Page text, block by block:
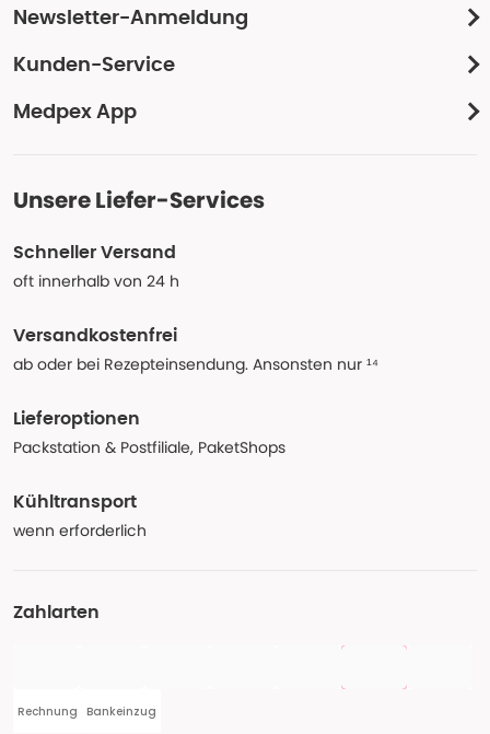
Newsletter-Anmeldung
Kunden-Service
Medpex App
Unsere Liefer-Services
Schneller Versand
oft innerhalb von 24 h
Versandkostenfrei
ab oder bei Rezepteinsendung. Ansonsten nur ¹⁴
Lieferoptionen
Packstation & Postfiliale, PaketShops
Kühltransport
wenn erforderlich
Zahlarten
Rechnung Bankeinzug